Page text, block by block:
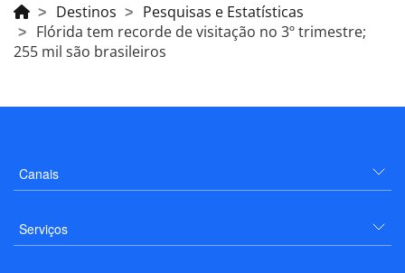
Destinos
Pesquisas e Estatísticas
Flórida tem recorde de visitação no 3º trimestre;
255 mil são brasileiros
Canais
Serviços